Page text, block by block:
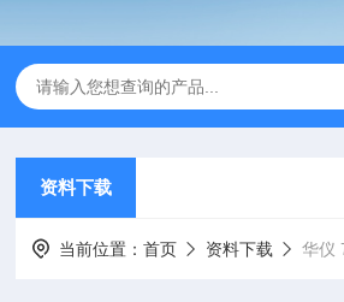
资料下载
当前位置：首页 资料下载 华仪